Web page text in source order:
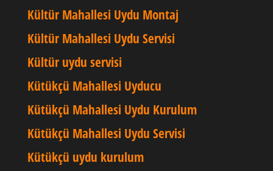
Kültür Mahallesi Uydu Montaj
Kültür Mahallesi Uydu Servisi
Kültür uydu servisi
Kütükçü Mahallesi Uyducu
Kütükçü Mahallesi Uydu Kurulum
Kütükçü Mahallesi Uydu Servisi
Kütükçü uydu kurulum